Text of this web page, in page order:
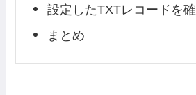
設定したTXTレコードを
まとめ